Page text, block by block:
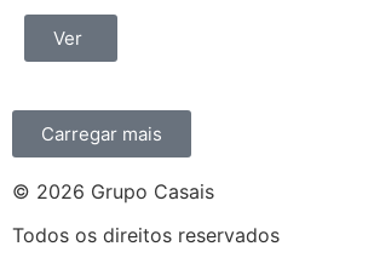
Ver
Carregar mais
© 2026 Grupo Casais
Todos os direitos reservados